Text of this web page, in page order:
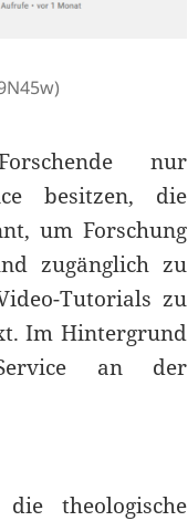
nur
besitzen, die
um Forschung
zugänglich zu
Tutorials zu
Im Hintergrund
an der
theologische